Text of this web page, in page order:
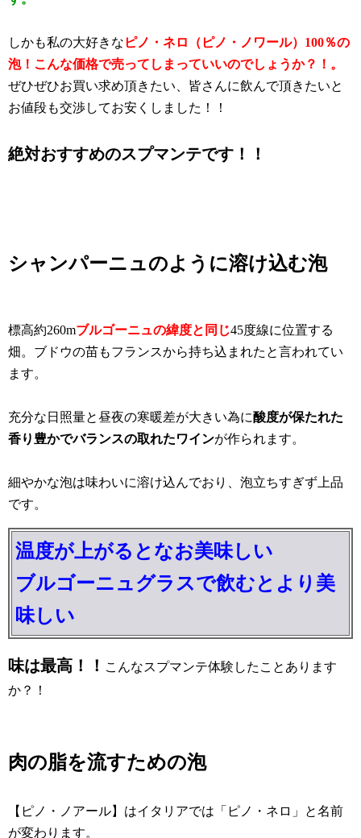
しかも私の大好きな ピノ・ネロ（ピノ・ノワール）100％の
泡！こんな価格で売ってしまっていいのでしょうか？！。
ぜひぜひお買い求め頂きたい、皆さんに飲んで頂きたいと
お値段も交渉してお安くしました！！
絶対おすすめのスプマンテです！！
シャンパーニュのように溶け込む泡
標高約260mブルゴーニュの緯度と同じ45度線に位置する
畑。 ブドウの苗もフランスから持ち込まれたと言われてい
ます。
充分な日照量と昼夜の寒暖差が大きい為に酸度が保たれた
香り豊かでバランスの取れたワインが作られます。
細やかな泡は味わいに溶け込んでおり、泡立ちすぎず上品
です。
温度が上がるとなお美味しい
ブルゴーニュグラスで飲むとより美
味しい
味は最高！！ こんなスプマンテ体験したことあります
か？！
肉の脂を流すための泡
【ピノ・ノアール】はイタリアでは「ピノ・ネロ」と名前
が変わります。